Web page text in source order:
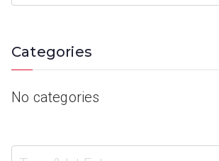
Categories
No categories